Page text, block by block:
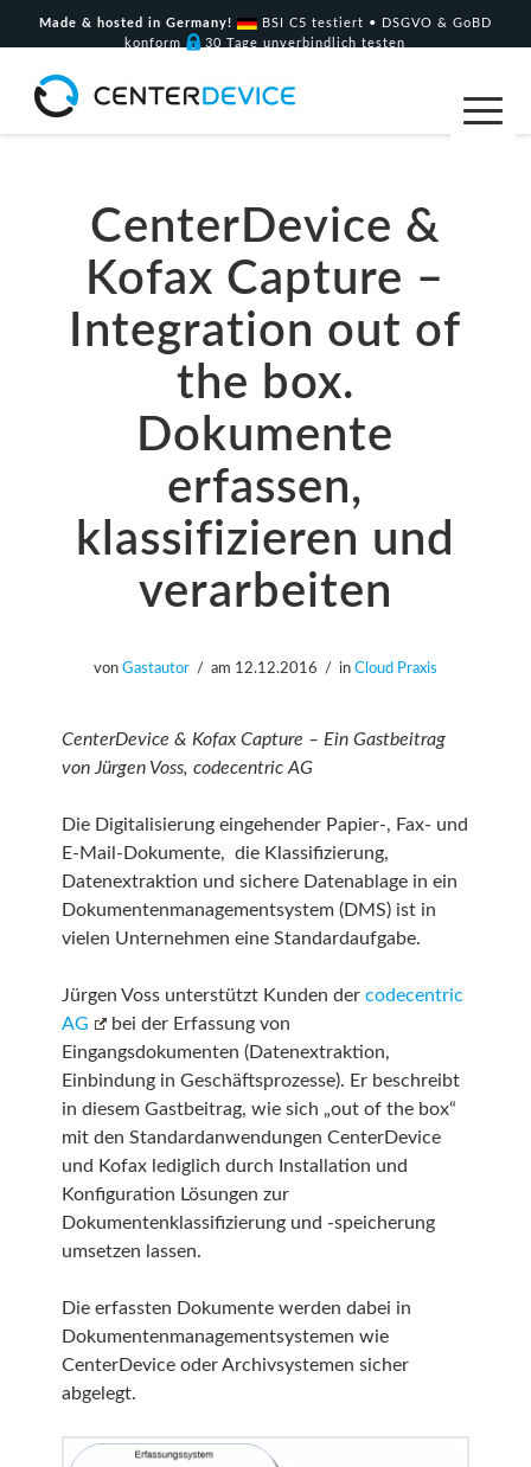
Made & hosted in Germany!
BSI C5 testiert • DSGVO & GoBD
konform
30 Tage unverbindlich testen
CenterDevice &
Kofax Capture –
Integration out of
the box.
Dokumente
erfassen,
klassifizieren und
verarbeiten
vonGastautor am 12.12.2016 in Cloud Praxis
CenterDevice & Kofax Capture – Ein Gastbeitrag
von Jürgen Voss, codecentric AG
Die Digitalisierung eingehender Papier-, Fax- und
E-Mail-Dokumente, die Klassifizierung,
Datenextraktion und sichere Datenablage in ein
Dokumentenmanagementsystem (DMS) ist in
vielen Unternehmen eine Standardaufgabe.
Jürgen Voss unterstützt Kunden der codecentric
AG
bei der Erfassung von
Eingangsdokumenten (Datenextraktion,
Einbindung in Geschäftsprozesse). Er beschreibt
in diesem Gastbeitrag, wie sich „out of the box“
mit den Standardanwendungen CenterDevice
und Kofax lediglich durch Installation und
Konfiguration Lösungen zur
Dokumentenklassifizierung und -speicherung
umsetzen lassen.
Die erfassten Dokumente werden dabei in
Dokumentenmanagementsystemen wie
CenterDevice oder Archivsystemen sicher
abgelegt.